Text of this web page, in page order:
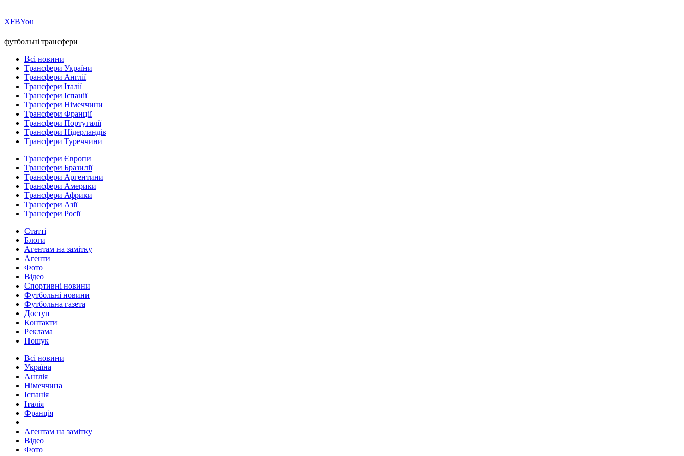
ХFBYou
футбольні трансфери
Всі новини
Трансфери України
Трансфери Англії
Трансфери Італії
Трансфери Іспанії
Трансфери Німеччини
Трансфери Франції
Трансфери Португалії
Трансфери Нідерландів
Трансфери Туреччини
Трансфери Європи
Трансфери Бразилії
Трансфери Аргентини
Трансфери Америки
Трансфери Африки
Трансфери Азії
Трансфери Росії
Статті
Блоги
Агентам на замітку
Агенти
Фото
Відео
Спортивні новини
Футбольні новини
Футбольна газета
Доступ
Контакти
Реклама
Пошук
Всі новини
Україна
Англія
Німеччина
Іспанія
Італія
Франція
Агентам на замітку
Відео
Фото